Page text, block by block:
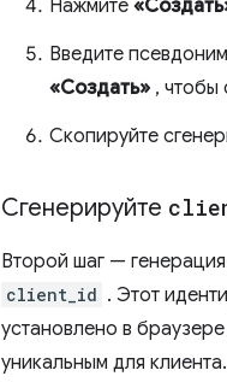
Нажмите
Введите
«Создать» , чтобы
Скопируйте
Сгенерируйте
Второй шаг —
client_id . Этот
установлено в
уникальным для